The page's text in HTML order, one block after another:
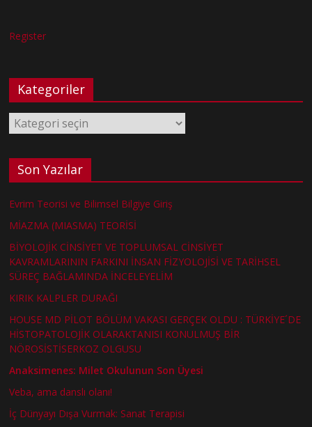
Register
Kategoriler
Kategoriler
Son Yazılar
Evrim Teorisi ve Bilimsel Bilgiye Giriş
MİAZMA (MIASMA) TEORİSİ
BİYOLOJİK CİNSİYET VE TOPLUMSAL CİNSİYET
KAVRAMLARININ FARKINI İNSAN FİZYOLOJİSİ VE TARİHSEL
SÜREÇ BAĞLAMINDA İNCELEYELİM
KIRIK KALPLER DURAĞI
HOUSE MD PİLOT BÖLÜM VAKASI GERÇEK OLDU : TÜRKİYE´DE
HİSTOPATOLOJİK OLARAKTANISI KONULMUŞ BİR
NÖROSİSTİSERKOZ OLGUSU
Anaksimenes: Milet Okulunun Son Üyesi
Veba, ama danslı olanı!
İç Dünyayı Dışa Vurmak: Sanat Terapisi